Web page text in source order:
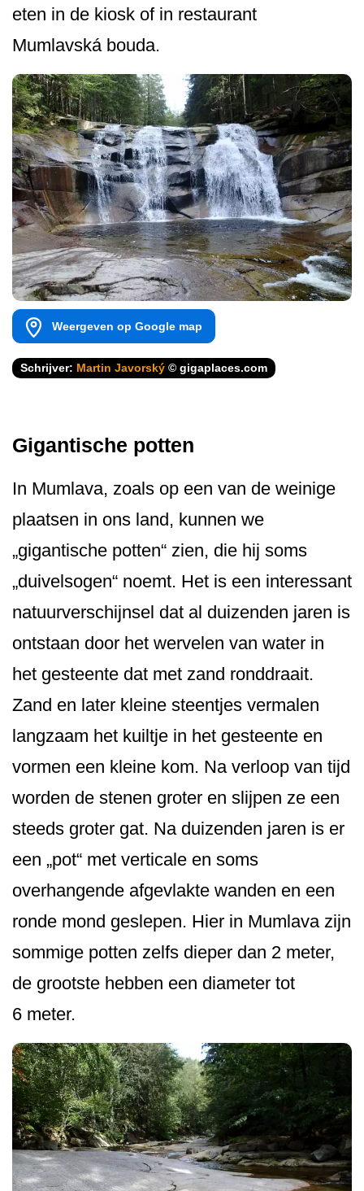
eten in de kiosk of in restaurant
Mumlavská bouda.
Weergeven op Google map
Schrijver: Martin Javorský © gigaplaces.com
Gigantische potten
In Mumlava, zoals op een van de weinige
plaatsen in ons land, kunnen we
„gigantische potten“ zien, die hij soms
„duivelsogen“ noemt. Het is een interessant
natuurverschijnsel dat al duizenden jaren is
ontstaan door het wervelen van water in
het gesteente dat met zand ronddraait.
Zand en later kleine steentjes vermalen
langzaam het kuiltje in het gesteente en
vormen een kleine kom. Na verloop van tijd
worden de stenen groter en slijpen ze een
steeds groter gat. Na duizenden jaren is er
een „pot“ met verticale en soms
overhangende afgevlakte wanden en een
ronde mond geslepen. Hier in Mumlava zijn
sommige potten zelfs dieper dan 2 meter,
de grootste hebben een diameter tot
6 meter.